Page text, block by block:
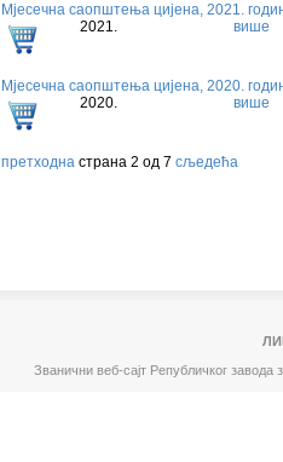
Мјесечна саопштења цијена, 2021.
2021. више
Мјесечна саопштења цијена, 2020.
2020. више
претходна страна 2 од 7 сљедећа
Званични веб-сајт Републичког